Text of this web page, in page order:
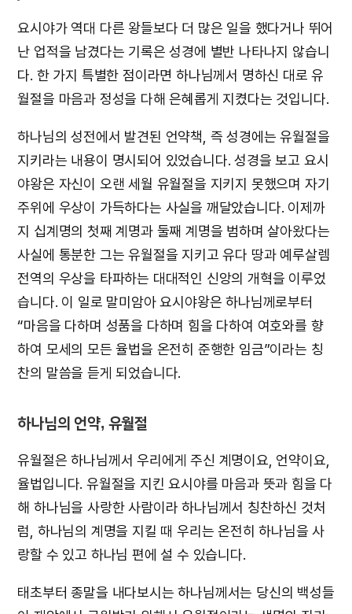
요시야가 역대 다른 왕들보다 더 많은 일을 했다거나 뛰어
난 업적을 남겼다는 기록은 성경에 별반 나타나지 않습니
다. 한 가지 특별한 점이라면 하나님께서 명하신 대로 유
월절을 마음과 정성을 다해 은혜롭게 지켰다는 것입니다.
하나님의 성전에서 발견된 언약책, 즉 성경에는 유월절을
지키라는 내용이 명시되어 있었습니다. 성경을 보고 요시
야왕은 자신이 오랜 세월 유월절을 지키지 못했으며 자기
주위에 우상이 가득하다는 사실을 깨달았습니다. 이제까
지 십계명의 첫째 계명과 둘째 계명을 범하며 살아왔다는
사실에 통분한 그는 유월절을 지키고 유다 땅과 예루살렘
전역의 우상을 타파하는 대대적인 신앙의 개혁을 이루었
습니다. 이 일로 말미암아 요시야왕은 하나님께로부터
“마음을 다하며 성품을 다하며 힘을 다하여 여호와를 향
하여 모세의 모든 율법을 온전히 준행한 임금”이라는 칭
찬의 말씀을 듣게 되었습니다.
하나님의 언약, 유월절
유월절은 하나님께서 우리에게 주신 계명이요, 언약이요,
율법입니다. 유월절을 지킨 요시야를 마음과 뜻과 힘을 다
해 하나님을 사랑한 사람이라 하나님께서 칭찬하신 것처
럼, 하나님의 계명을 지킬 때 우리는 온전히 하나님을 사
랑할 수 있고 하나님 편에 설 수 있습니다.
태초부터 종말을 내다보시는 하나님께서는 당신의 백성들